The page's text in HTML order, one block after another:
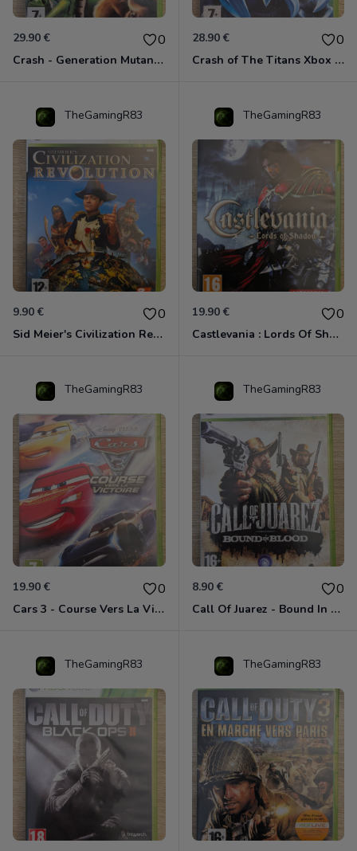
29.90 € 0
Crash - Generation Mutant Xbox 360
28.90 € 0
Crash of The Titans Xbox 360
TheGamingR83
9.90 € 0
Sid Meier's Civilization Revolution Xbox 360
TheGamingR83
19.90 € 0
Castlevania : Lords Of Shadow Xbox 360
TheGamingR83
19.90 € 0
Cars 3 - Course Vers La Victoire Xbox 360
TheGamingR83
8.90 € 0
Call Of Juarez - Bound In Blood Xbox 360
TheGamingR83 TheGamingR83